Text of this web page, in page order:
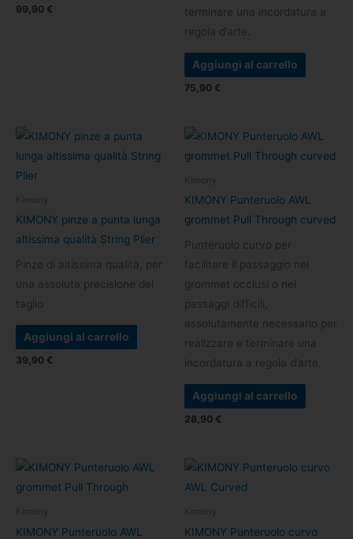
99,90 €
terminare una incordatura a
regola d’arte.
Aggiungi al carrello
75,90 €
KIMONY pinze a punta lunga
altissima qualità String Plier
Pinze di altissima qualità, per
una assoluta precisione del
taglio
Aggiungi al carrello
39,90 €
KIMONY Punteruolo AWL
grommet Pull Through curved
Punteruolo curvo per
facilitare il passaggio nei
grommet occlusi o nei
passaggi difficili,
assolutamente necessario per
realizzare e terminare una
incordatura a regola d’arte.
Aggiungi al carrello
28,90 €
KIMONY Punteruolo AWL
KIMONY Punteruolo curvo